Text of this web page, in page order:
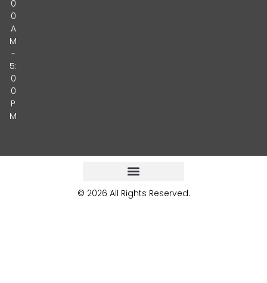
0
0
A
M
-
5:
0
0
P
M
© 2026 All Rights Reserved.